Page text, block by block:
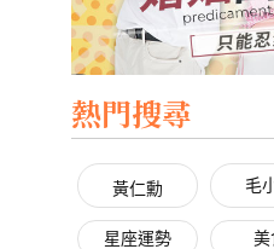
熱門搜尋
黃仁勳 毛
星座運勢 美